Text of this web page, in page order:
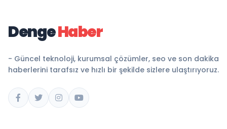
DengeHaber
- Güncel teknoloji, kurumsal çözümler, seo ve son dakika
haberlerini tarafsız ve hızlı bir şekilde sizlere ulaştırıyoruz.